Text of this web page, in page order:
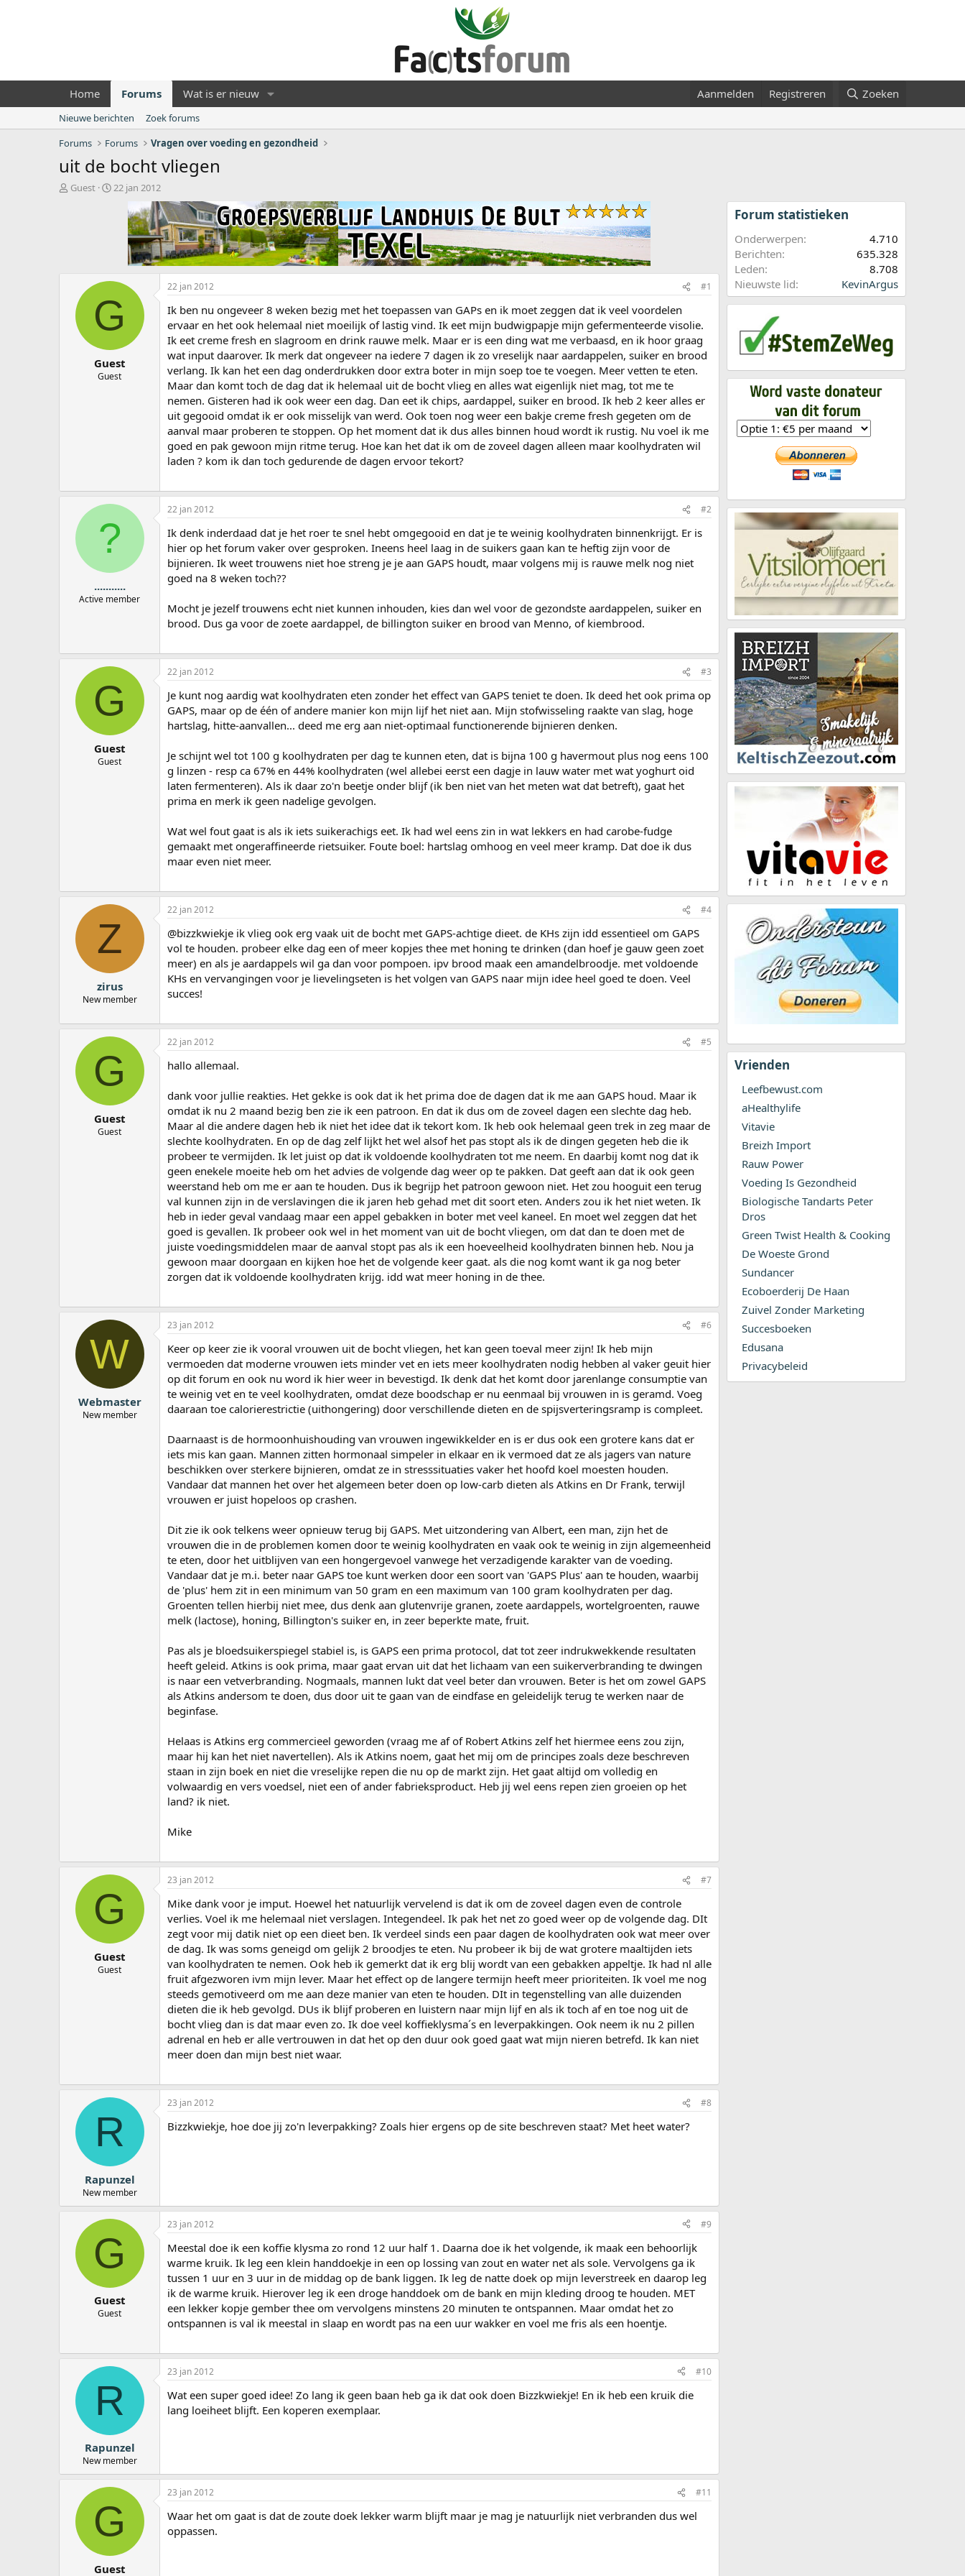
Home Forums Wat is er nieuw Aanmelden Registreren Zoeken
Nieuwe berichten
Zoek forums
Forums
Forums Vragen over voeding en gezondheid
uit de bocht vliegen
O
Guest
S
m
22 jan 2012
G
Guest
Guest
22 jan 2012 #1
Ik ben nu ongeveer 8 weken bezig met het toepassen van GAPs en ik moet zeggen dat ik veel voordelen
ervaar en het ook helemaal niet moeilijk of lastig vind. Ik eet mijn budwigpapje mijn gefermenteerde visolie.
Ik eet creme fresh en slagroom en drink rauwe melk. Maar er is een ding wat me verbaasd, en ik hoor graag
wat input daarover. Ik merk dat ongeveer na iedere 7 dagen ik zo vreselijk naar aardappelen, suiker en brood
verlang. Ik kan het een dag onderdrukken door extra boter in mijn soep toe te voegen. Meer vetten te eten.
Maar dan komt toch de dag dat ik helemaal uit de bocht vlieg en alles wat eigenlijk niet mag, tot me te
nemen. Gisteren had ik ook weer een dag. Dan eet ik chips, aardappel, suiker en brood. Ik heb 2 keer alles er
uit gegooid omdat ik er ook misselijk van werd. Ook toen nog weer een bakje creme fresh gegeten om de
aanval maar proberen te stoppen. Op het moment dat ik dus alles binnen houd wordt ik rustig. Nu voel ik me
goed en pak gewoon mijn ritme terug. Hoe kan het dat ik om de zoveel dagen alleen maar koolhydraten wil
laden ? kom ik dan toch gedurende de dagen ervoor tekort?
?
...........
Active member
22 jan 2012 #2
Ik denk inderdaad dat je het roer te snel hebt omgegooid en dat je te weinig koolhydraten binnenkrijgt. Er is
hier op het forum vaker over gesproken. Ineens heel laag in de suikers gaan kan te heftig zijn voor de
bijnieren. Ik weet trouwens niet hoe streng je je aan GAPS houdt, maar volgens mij is rauwe melk nog niet
goed na 8 weken toch??
Mocht je jezelf trouwens echt niet kunnen inhouden, kies dan wel voor de gezondste aardappelen, suiker en
brood. Dus ga voor de zoete aardappel, de billington suiker en brood van Menno, of kiembrood.
G
Guest
Guest
22 jan 2012 #3
Je kunt nog aardig wat koolhydraten eten zonder het effect van GAPS teniet te doen. Ik deed het ook prima op
GAPS, maar op de één of andere manier kon mijn lijf het niet aan. Mijn stofwisseling raakte van slag, hoge
hartslag, hitte-aanvallen... deed me erg aan niet-optimaal functionerende bijnieren denken.
Je schijnt wel tot 100 g koolhydraten per dag te kunnen eten, dat is bijna 100 g havermout plus nog eens 100
g linzen - resp ca 67% en 44% koolhydraten (wel allebei eerst een dagje in lauw water met wat yoghurt oid
laten fermenteren). Als ik daar zo'n beetje onder blijf (ik ben niet van het meten wat dat betreft), gaat het
prima en merk ik geen nadelige gevolgen.
Wat wel fout gaat is als ik iets suikerachigs eet. Ik had wel eens zin in wat lekkers en had carobe-fudge
gemaakt met ongeraffineerde rietsuiker. Foute boel: hartslag omhoog en veel meer kramp. Dat doe ik dus
maar even niet meer.
Z
zirus
New member
22 jan 2012 #4
@bizzkwiekje ik vlieg ook erg vaak uit de bocht met GAPS-achtige dieet. de KHs zijn idd essentieel om GAPS
vol te houden. probeer elke dag een of meer kopjes thee met honing te drinken (dan hoef je gauw geen zoet
meer) en als je aardappels wil ga dan voor pompoen. ipv brood maak een amandelbroodje. met voldoende
KHs en vervangingen voor je lievelingseten is het volgen van GAPS naar mijn idee heel goed te doen. Veel
succes!
G
Guest
Guest
22 jan 2012 #5
hallo allemaal.
dank voor jullie reakties. Het gekke is ook dat ik het prima doe de dagen dat ik me aan GAPS houd. Maar ik
omdat ik nu 2 maand bezig ben zie ik een patroon. En dat ik dus om de zoveel dagen een slechte dag heb.
Maar al die andere dagen heb ik niet het idee dat ik tekort kom. Ik heb ook helemaal geen trek in zeg maar de
slechte koolhydraten. En op de dag zelf lijkt het wel alsof het pas stopt als ik de dingen gegeten heb die ik
probeer te vermijden. Ik let juist op dat ik voldoende koolhydraten tot me neem. En daarbij komt nog dat ik
geen enekele moeite heb om het advies de volgende dag weer op te pakken. Dat geeft aan dat ik ook geen
weerstand heb om me er aan te houden. Dus ik begrijp het patroon gewoon niet. Het zou hooguit een terug
val kunnen zijn in de verslavingen die ik jaren heb gehad met dit soort eten. Anders zou ik het niet weten. Ik
heb in ieder geval vandaag maar een appel gebakken in boter met veel kaneel. En moet wel zeggen dat het
goed is gevallen. Ik probeer ook wel in het moment van uit de bocht vliegen, om dat dan te doen met de
juiste voedingsmiddelen maar de aanval stopt pas als ik een hoeveelheid koolhydraten binnen heb. Nou ja
gewoon maar doorgaan en kijken hoe het de volgende keer gaat. als die nog komt want ik ga nog beter
zorgen dat ik voldoende koolhydraten krijg. idd wat meer honing in de thee.
W
Webmaster
New member
23 jan 2012 #6
Keer op keer zie ik vooral vrouwen uit de bocht vliegen, het kan geen toeval meer zijn! Ik heb mijn
vermoeden dat moderne vrouwen iets minder vet en iets meer koolhydraten nodig hebben al vaker geuit hier
op dit forum en ook nu word ik hier weer in bevestigd. Ik denk dat het komt door jarenlange consumptie van
te weinig vet en te veel koolhydraten, omdat deze boodschap er nu eenmaal bij vrouwen in is geramd. Voeg
daaraan toe calorierestrictie (uithongering) door verschillende dieten en de spijsverteringsramp is compleet.
Daarnaast is de hormoonhuishouding van vrouwen ingewikkelder en is er dus ook een grotere kans dat er
iets mis kan gaan. Mannen zitten hormonaal simpeler in elkaar en ik vermoed dat ze als jagers van nature
beschikken over sterkere bijnieren, omdat ze in stresssituaties vaker het hoofd koel moesten houden.
Vandaar dat mannen het over het algemeen beter doen op low-carb dieten als Atkins en Dr Frank, terwijl
vrouwen er juist hopeloos op crashen.
Dit zie ik ook telkens weer opnieuw terug bij GAPS. Met uitzondering van Albert, een man, zijn het de
vrouwen die in de problemen komen door te weinig koolhydraten en vaak ook te weinig in zijn algemeenheid
te eten, door het uitblijven van een hongergevoel vanwege het verzadigende karakter van de voeding.
Vandaar dat je m.i. beter naar GAPS toe kunt werken door een soort van 'GAPS Plus' aan te houden, waarbij
de 'plus' hem zit in een minimum van 50 gram en een maximum van 100 gram koolhydraten per dag.
Groenten tellen hierbij niet mee, dus denk aan glutenvrije granen, zoete aardappels, wortelgroenten, rauwe
melk (lactose), honing, Billington's suiker en, in zeer beperkte mate, fruit.
Pas als je bloedsuikerspiegel stabiel is, is GAPS een prima protocol, dat tot zeer indrukwekkende resultaten
heeft geleid. Atkins is ook prima, maar gaat ervan uit dat het lichaam van een suikerverbranding te dwingen
is naar een vetverbranding. Nogmaals, mannen lukt dat veel beter dan vrouwen. Beter is het om zowel GAPS
als Atkins andersom te doen, dus door uit te gaan van de eindfase en geleidelijk terug te werken naar de
beginfase.
Helaas is Atkins erg commercieel geworden (vraag me af of Robert Atkins zelf het hiermee eens zou zijn,
maar hij kan het niet navertellen). Als ik Atkins noem, gaat het mij om de principes zoals deze beschreven
staan in zijn boek en niet die vreselijke repen die nu op de markt zijn. Het gaat altijd om volledig en
volwaardig en vers voedsel, niet een of ander fabrieksproduct. Heb jij wel eens repen zien groeien op het
land? ik niet.
Mike
G
Guest
Guest
23 jan 2012 #7
Mike dank voor je imput. Hoewel het natuurlijk vervelend is dat ik om de zoveel dagen even de controle
verlies. Voel ik me helemaal niet verslagen. Integendeel. Ik pak het net zo goed weer op de volgende dag. DIt
zegt voor mij datik niet op een dieet ben. Ik verdeel sinds een paar dagen de koolhydraten ook wat meer over
de dag. Ik was soms geneigd om gelijk 2 broodjes te eten. Nu probeer ik bij de wat grotere maaltijden iets
van koolhydraten te nemen. Ook heb ik gemerkt dat ik erg blij wordt van een gebakken appeltje. Ik had nl alle
fruit afgezworen ivm mijn lever. Maar het effect op de langere termijn heeft meer prioriteiten. Ik voel me nog
steeds gemotiveerd om me aan deze manier van eten te houden. DIt in tegenstelling van alle duizenden
dieten die ik heb gevolgd. DUs ik blijf proberen en luistern naar mijn lijf en als ik toch af en toe nog uit de
bocht vlieg dan is dat maar even zo. Ik doe veel koffieklysma´s en leverpakkingen. Ook neem ik nu 2 pillen
adrenal en heb er alle vertrouwen in dat het op den duur ook goed gaat wat mijn nieren betrefd. Ik kan niet
meer doen dan mijn best niet waar.
R
Rapunzel
New member
23 jan 2012 #8
Bizzkwiekje, hoe doe jij zo'n leverpakking? Zoals hier ergens op de site beschreven staat? Met heet water?
G
Guest
Guest
23 jan 2012 #9
Meestal doe ik een koffie klysma zo rond 12 uur half 1. Daarna doe ik het volgende, ik maak een behoorlijk
warme kruik. Ik leg een klein handdoekje in een op lossing van zout en water net als sole. Vervolgens ga ik
tussen 1 uur en 3 uur in de middag op de bank liggen. Ik leg de natte doek op mijn leverstreek en daarop leg
ik de warme kruik. Hierover leg ik een droge handdoek om de bank en mijn kleding droog te houden. MET
een lekker kopje gember thee om vervolgens minstens 20 minuten te ontspannen. Maar omdat het zo
ontspannen is val ik meestal in slaap en wordt pas na een uur wakker en voel me fris als een hoentje.
R
Rapunzel
New member
23 jan 2012 #10
Wat een super goed idee! Zo lang ik geen baan heb ga ik dat ook doen Bizzkwiekje! En ik heb een kruik die
lang loeiheet blijft. Een koperen exemplaar.
G
Guest
23 jan 2012 #11
Waar het om gaat is dat de zoute doek lekker warm blijft maar je mag je natuurlijk niet verbranden dus wel
oppassen.
Forum statistieken
Onderwerpen
4.710
Berichten
635.328
Leden
8.708
Nieuwste lid
KevinArgus
Vrienden
Leefbewust.com
aHealthylife
Vitavie
Breizh Import
Rauw Power
Voeding Is Gezondheid
Biologische Tandarts Peter
Dros
Green Twist Health & Cooking
De Woeste Grond
Sundancer
Ecoboerderij De Haan
Zuivel Zonder Marketing
Succesboeken
Edusana
Privacybeleid